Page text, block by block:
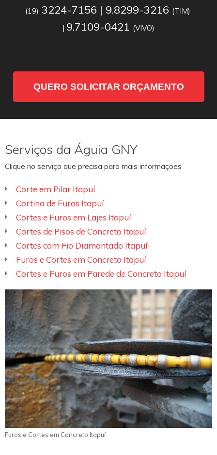
(19) 3224-7156 | 9.8299-3216 (TIM)
| 9.7109-0421 (VIVO)
QUERO SOLICITAR ORÇAMENTO
Serviços da Águia GNY
Clique no serviço que precisa para mais informações
Corte em Pilar Itapuí
Cortina de Furos Itapuí
Cortes e Furos em Lajes Itapuí
Cortes de Pisos de Concreto Itapuí
Cortes com Fio Diamantado Itapuí
Furos e Cortes em Concreto Itapuí
Cortes e Furos em Parede de Concreto Itapuí
Furos e Cortes em Concreto Itapuí